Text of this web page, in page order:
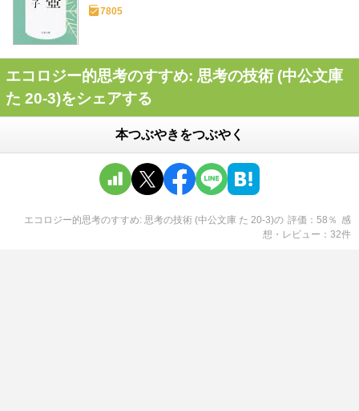
7805
エコロジー的思考のすすめ: 思考の技術 (中公文庫
た 20-3)をシェアする
本つぶやきをつぶやく
エコロジー的思考のすすめ: 思考の技術 (中公文庫 た 20-3)の 評価 58 ％ 感
想・レビュー
32件